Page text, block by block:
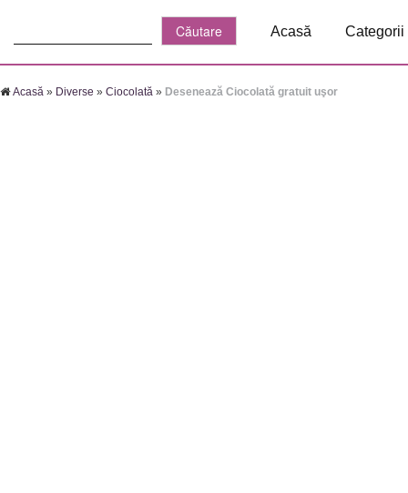
Acasă Categorii
Acasă » Diverse » Ciocolată » Desenează Ciocolată gratuit uşor